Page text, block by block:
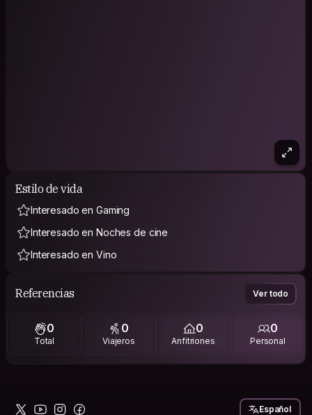
Estilo de vida
Interesado en Gaming
Interesado en Noches de cine
Interesado en Vino
Referencias Ver todo
0
Total
0
Viajeros
0
Anfitriones
0
Personal
Español